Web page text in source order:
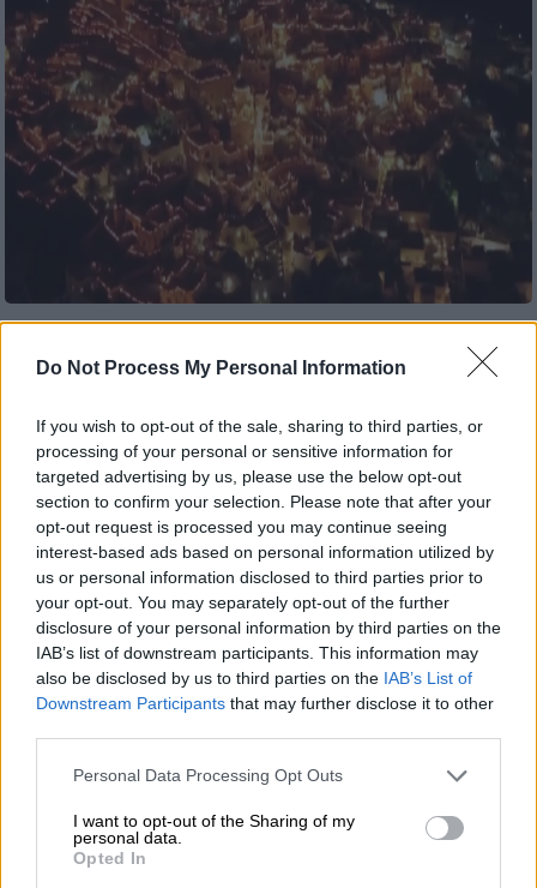
Do Not Process My Personal Information
If you wish to opt-out of the sale, sharing to third parties, or
processing of your personal or sensitive information for
targeted advertising by us, please use the below opt-out
section to confirm your selection. Please note that after your
opt-out request is processed you may continue seeing
interest-based ads based on personal information utilized by
us or personal information disclosed to third parties prior to
your opt-out. You may separately opt-out of the further
disclosure of your personal information by third parties on the
IAB’s list of downstream participants. This information may
also be disclosed by us to third parties on the IAB’s List of
Downstream Participants that may further disclose it to other
Please note that this website/app uses one or more Google
not limited to your visit or usage behaviour. You may click to
grant or deny consent to Google and its third-party tags to
use your data for below specified purposes in below Google
Personal Data Processing Opt Outs
I want to opt-out of the Sharing of my
personal data.
Opted In
Με σκοπό ηΣαντορίνηνα είναι
προετοιμασμένη σε περίπτωσηblackout
κάτοικοι της έχουν τοποθετήσει20.000
φαναράκια έτοιμα ναφωταγωγήσουντο
νησί.
ΔΙΑΒΑΣΤΕ ΕΠΙΣΗΣ
Πολιτική |12.02.2025 18:07
Τηλεφωνική επικοινωνία
Ανδρουλάκη με Τασούλα για την
εκλογή του
Ελλάδα|12.02.2025 18:18
SOS για τα αδέσποτα στον Δήμο